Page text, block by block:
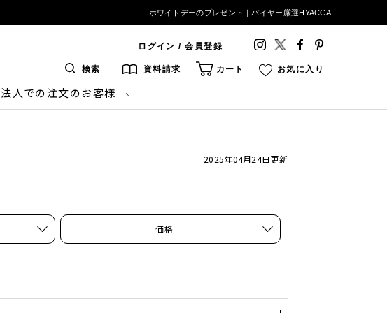
ホワイトデーのプレゼント｜バイヤー厳選HYACCA
ログイン / 会員登録
検索 資料請求 カート お気に入り
法人での注文のお客様
2025年04月24日更新
価格